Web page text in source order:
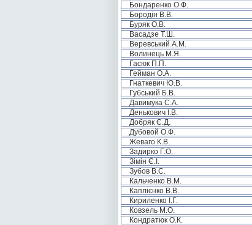
Бондаренко О.Ф.
Бородін В.В.
Буряк О.В.
Васадзе Т.Ш.
Веревський А.М.
Волинець М.Я.
Гасюк П.П.
Гейман О.А.
Гнаткевич Ю.В.
Губський Б.В.
Давимука С.А.
Денькович І.В.
Добряк Є.Д.
Дубовой О.Ф.
Жеваго К.В.
Задирко Г.О.
Зімін Є.І.
Зубов В.С.
Кальченко В.М.
Каплієнко В.В.
Кириленко І.Г.
Ковзель М.О.
Кондратюк О.К.